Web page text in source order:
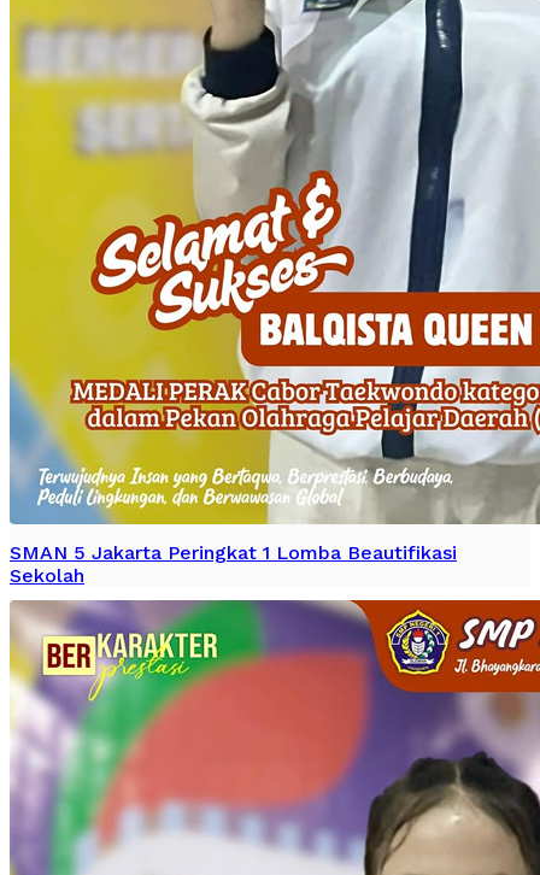
SMAN 5 Jakarta Peringkat 1 Lomba Beautifikasi
Sekolah